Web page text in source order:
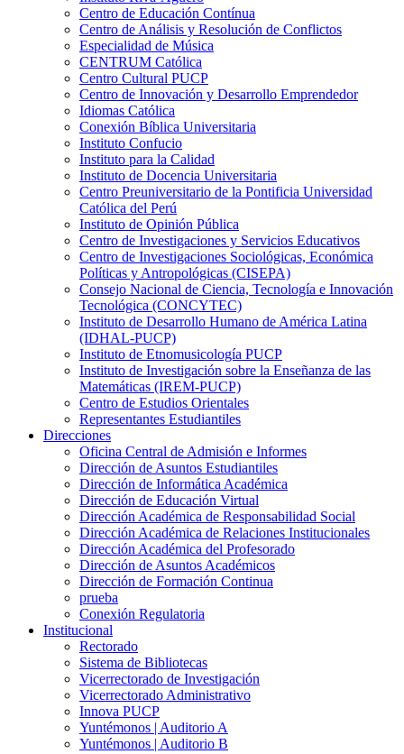
Centro de Educación Contínua
Centro de Análisis y Resolución de Conflictos
Especialidad de Música
CENTRUM Católica
Centro Cultural PUCP
Centro de Innovación y Desarrollo Emprendedor
Idiomas Católica
Conexión Bíblica Universitaria
Instituto Confucio
Instituto para la Calidad
Instituto de Docencia Universitaria
Centro Preuniversitario de la Pontificia Universidad
Católica del Perú
Instituto de Opinión Pública
Centro de Investigaciones y Servicios Educativos
Centro de Investigaciones Sociológicas, Económica
Políticas y Antropológicas (CISEPA)
Consejo Nacional de Ciencia, Tecnología e Innovación
Tecnológica (CONCYTEC)
Instituto de Desarrollo Humano de América Latina
(IDHAL-PUCP)
Instituto de Etnomusicología PUCP
Instituto de Investigación sobre la Enseñanza de las
Matemáticas (IREM-PUCP)
Centro de Estudios Orientales
Representantes Estudiantiles
Direcciones
Oficina Central de Admisión e Informes
Dirección de Asuntos Estudiantiles
Dirección de Informática Académica
Dirección de Educación Virtual
Dirección Académica de Responsabilidad Social
Dirección Académica de Relaciones Institucionales
Dirección Académica del Profesorado
Dirección de Asuntos Académicos
Dirección de Formación Continua
prueba
Conexión Regulatoria
Institucional
Rectorado
Sistema de Bibliotecas
Vicerrectorado de Investigación
Vicerrectorado Administrativo
Innova PUCP
Yuntémonos | Auditorio A
Yuntémonos | Auditorio B